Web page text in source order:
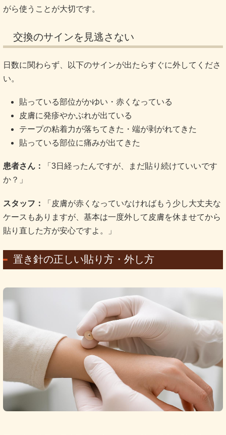
がら使うことが大切です。
交換のサインを見逃さない
日数に関わらず、以下のサインが出たらすぐに外してくださ
い。
貼っている部位がかゆい・赤くなっている
皮膚に発疹やかぶれが出ている
テープの粘着力が落ちてきた・端が剥がれてきた
貼っている部位に痛みが出てきた
患者さん：
「3日経ったんですが、まだ貼り続けていいです
か？」
スタッフ：
「皮膚が赤くなっていなければもう少し大丈夫な
ケースもありますが、基本は一度外して皮膚を休ませてから
貼り直した方が安心ですよ。」
置き針の正しい貼り方・外し方